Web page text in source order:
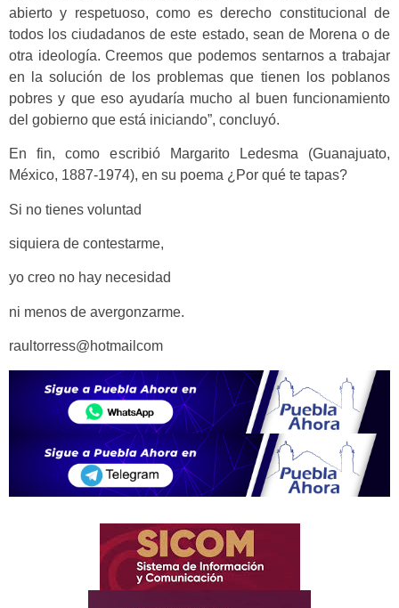
abierto y respetuoso, como es derecho constitucional de
todos los ciudadanos de este estado, sean de Morena o de
otra ideología. Creemos que podemos sentarnos a trabajar
en la solución de los problemas que tienen los poblanos
pobres y que eso ayudaría mucho al buen funcionamiento
del gobierno que está iniciando”, concluyó.
En fin, como escribió Margarito Ledesma (Guanajuato,
México, 1887-1974), en su poema ¿Por qué te tapas?
Si no tienes voluntad
siquiera de contestarme,
yo creo no hay necesidad
ni menos de avergonzarme.
raultorress@hotmailcom